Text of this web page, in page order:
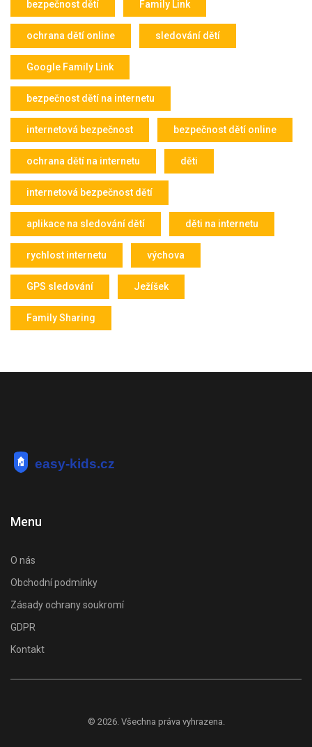
bezpečnost dětí Family Link
ochrana dětí online sledování dětí
Google Family Link
bezpečnost dětí na internetu
internetová bezpečnost bezpečnost dětí online
ochrana dětí na internetu děti
internetová bezpečnost dětí
aplikace na sledování dětí děti na internetu
rychlost internetu výchova
GPS sledování Ježíšek
Family Sharing
Menu
O nás
Obchodní podmínky
Zásady ochrany soukromí
GDPR
Kontakt
© 2026. Všechna práva vyhrazena.